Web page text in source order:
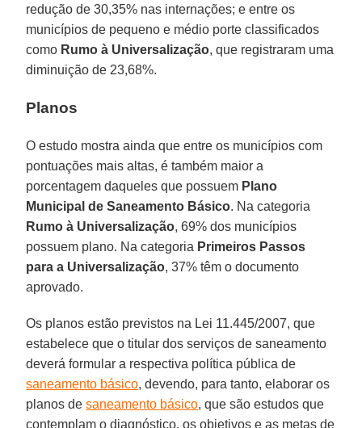
redução de 30,35% nas internações; e entre os
municípios de pequeno e médio porte classificados
como Rumo à Universalização, que registraram uma
diminuição de 23,68%.
Planos
O estudo mostra ainda que entre os municípios com
pontuações mais altas, é também maior a
porcentagem daqueles que possuem Plano
Municipal de Saneamento Básico. Na categoria
Rumo à Universalização, 69% dos municípios
possuem plano. Na categoria Primeiros Passos
para a Universalização, 37% têm o documento
aprovado.
Os planos estão previstos na Lei 11.445/2007, que
estabelece que o titular dos serviços de saneamento
deverá formular a respectiva política pública de
saneamento básico, devendo, para tanto, elaborar os
planos desaneamento básico, que são estudos que
contemplam o diagnóstico, os objetivos e as metas de